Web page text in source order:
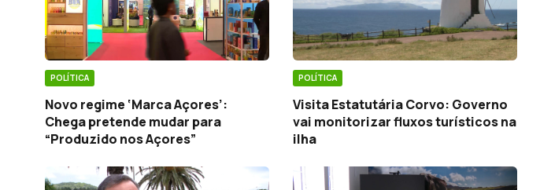
POLÍTICA
Novo regime ‘Marca Açores’:
Chega pretende mudar para
“Produzido nos Açores”
POLÍTICA
Visita Estatutária Corvo: Governo
vai monitorizar fluxos turísticos na
ilha